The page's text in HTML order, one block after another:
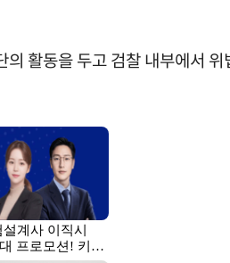
활동을 두고 검찰 내부에서